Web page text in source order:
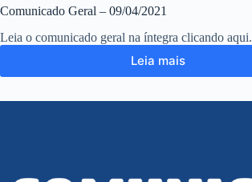
Comunicado Geral – 09/04/2021
Leia o comunicado geral na íntegra clicando aqui.
Leia mais